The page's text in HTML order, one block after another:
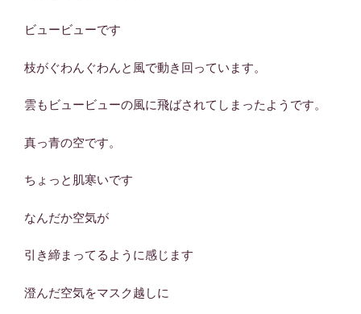
ビュービューです
枝がぐわんぐわんと風で動き回っています。
雲もビュービューの風に飛ばされてしまったようです。
真っ青の空です。
ちょっと肌寒いです
なんだか空気が
引き締まってるように感じます
澄んだ空気をマスク越しに